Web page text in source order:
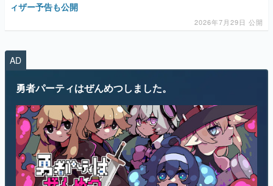
ィザー予告も公開
2026年7月29日 公開
AD
勇者パーティはぜんめつしました。